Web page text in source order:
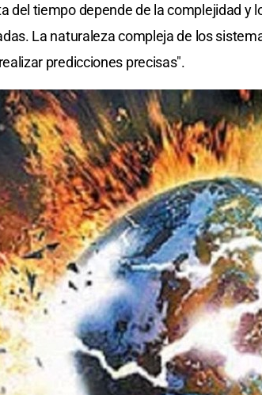
del tiempo depende de la complejidad y
La naturaleza compleja de los
predicciones precisas".